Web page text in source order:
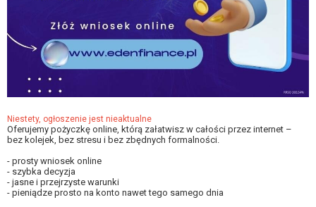
Niestety, ogłoszenie jest nieaktualne
Oferujemy pożyczkę online, którą załatwisz w całości przez internet –
bez kolejek, bez stresu i bez zbędnych formalności.
- prosty wniosek online
- szybka decyzja
- jasne i przejrzyste warunki
- pieniądze prosto na konto nawet tego samego dnia